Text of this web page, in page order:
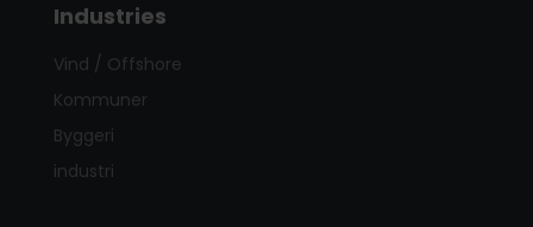
Industries
Vind / Offshore
Kommuner
Byggeri
industri